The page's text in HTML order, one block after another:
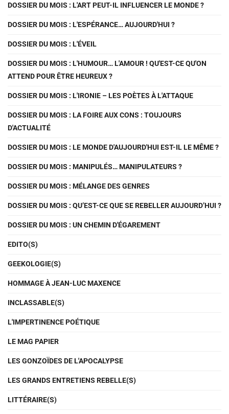
DOSSIER DU MOIS : L'ART PEUT-IL INFLUENCER LE MONDE ?
DOSSIER DU MOIS : L'ESPÉRANCE… AUJOURD'HUI ?
DOSSIER DU MOIS : L'ÉVEIL
DOSSIER DU MOIS : L'HUMOUR… L'AMOUR ! QU'EST-CE QU'ON
ATTEND POUR ÊTRE HEUREUX ?
DOSSIER DU MOIS : L'IRONIE – LES POÈTES À L'ATTAQUE
DOSSIER DU MOIS : LA FOIRE AUX CONS : TOUJOURS
D'ACTUALITÉ
DOSSIER DU MOIS : LE MONDE D'AUJOURD'HUI EST-IL LE MÊME ?
DOSSIER DU MOIS : MANIPULÉS… MANIPULATEURS ?
DOSSIER DU MOIS : MÉLANGE DES GENRES
DOSSIER DU MOIS : QU’EST-CE QUE SE REBELLER AUJOURD’HUI ?
DOSSIER DU MOIS : UN CHEMIN D'ÉGAREMENT
EDITO(S)
GEEKOLOGIE(S)
HOMMAGE À JEAN-LUC MAXENCE
INCLASSABLE(S)
L'IMPERTINENCE POÉTIQUE
LE MAG PAPIER
LES GONZOÏDES DE L'APOCALYPSE
LES GRANDS ENTRETIENS REBELLE(S)
LITTÉRAIRE(S)